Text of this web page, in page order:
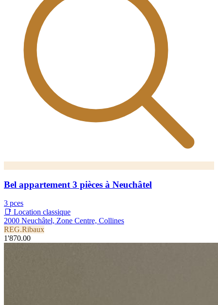
Bel appartement 3 pièces à Neuchâtel
3 pces
📑 Location classique
2000 Neuchâtel, Zone Centre, Collines
REG.Ribaux
1'870.00